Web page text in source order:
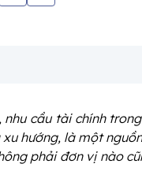
cầu tài chính
hướng, là một
phải đơn vị nào